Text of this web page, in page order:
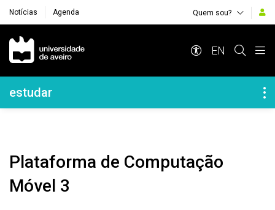
Notícias Agenda Quem sou?
Navegação Principal
EN
Navegação Lateral
estudar
Plataforma de Computação
Móvel 3